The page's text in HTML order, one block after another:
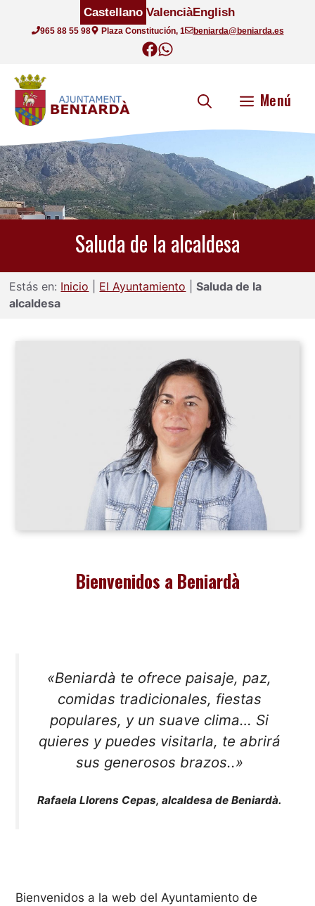
965 88 55 98 Plaza Constitución, 1 beniarda@beniarda.es
Castellano ValenciàEnglish
Menú
Saluda de la alcaldesa
Estás en: Inicio El Ayuntamiento |Saluda de la
alcaldesa
Bienvenidos a Beniardà
«Beniardà te ofrece paisaje, paz,
comidas tradicionales, fiestas
populares, y un suave clima… Si
quieres y puedes visitarla, te abrirá
sus generosos brazos..»
Rafaela Llorens Cepas, alcaldesa de Beniardà.
Bienvenidos a la web del Ayuntamiento de